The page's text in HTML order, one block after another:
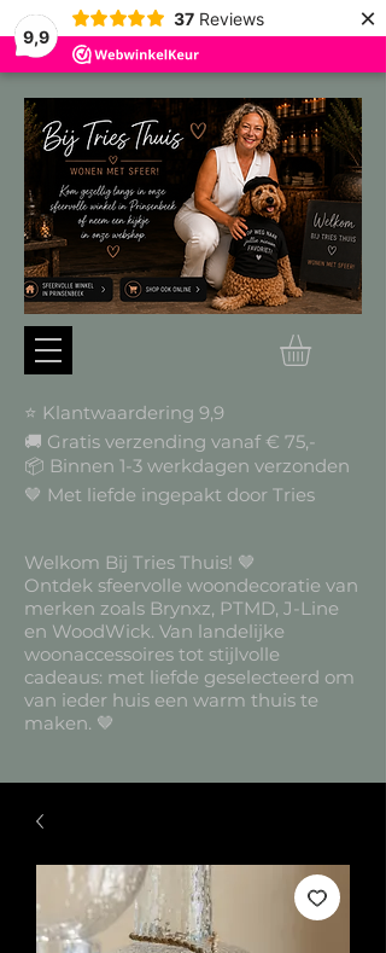
9,9
37 Reviews ×
⭐ Klantwaardering 9,9
🚚 Gratis verzending vanaf € 75,-
📦 Binnen 1-3 werkdagen verzonden
🤎 Met liefde ingepakt door Tries
Welkom Bij Tries Thuis! 🤎
Ontdek sfeervolle woondecoratie van
merken zoals Brynxz, PTMD, J-Line
en WoodWick. Van landelijke
woonaccessoires tot stijlvolle
cadeaus: met liefde geselecteerd om
van ieder huis een warm thuis te
maken. 🤎